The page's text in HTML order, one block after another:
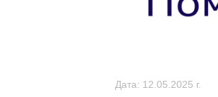
Дата: 12.05.2025 г.